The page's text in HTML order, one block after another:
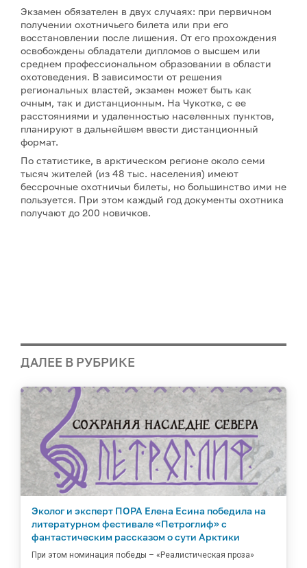
Экзамен обязателен в двух случаях: при первичном
получении охотничьего билета или при его
восстановлении после лишения. От его прохождения
освобождены обладатели дипломов о высшем или
среднем профессиональном образовании в области
охотоведения. В зависимости от решения
региональных властей, экзамен может быть как
очным, так и дистанционным. На Чукотке, с ее
расстояниями и удаленностью населенных пунктов,
планируют в дальнейшем ввести дистанционный
формат.
По статистике, в арктическом регионе около семи
тысяч жителей (из 48 тыс. населения) имеют
бессрочные охотничьи билеты, но большинство ими не
пользуется. При этом каждый год документы охотника
получают до 200 новичков.
ДАЛЕЕ В РУБРИКЕ
Эколог и эксперт ПОРА Елена Есина победила на
литературном фестивале «Петроглиф» с
фантастическим рассказом о сути Арктики
При этом номинация победы – «Реалистическая проза»